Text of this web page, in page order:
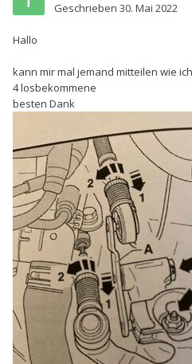
Geschrieben 30. Mai 2022
Hallo
kann mir mal jemand mitteilen wie
4 losbekommene
besten Dank